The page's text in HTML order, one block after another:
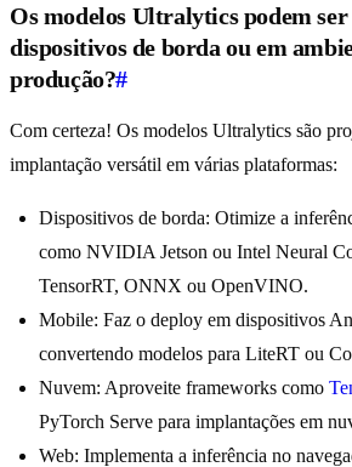
Os modelos Ultralytics podem
dispositivos de borda ou em
produção?#
Com certeza! Os modelos Ultralytics são
implantação versátil em várias plataformas:
Dispositivos de borda: Otimize a
como NVIDIA Jetson ou Intel Neural
TensorRT, ONNX ou OpenVINO.
Mobile: Faz o deploy em dispositivos
convertendo modelos para LiteRT ou
Nuvem: Aproveite frameworks como
PyTorch Serve para implantações em
Web: Implementa a inferência no